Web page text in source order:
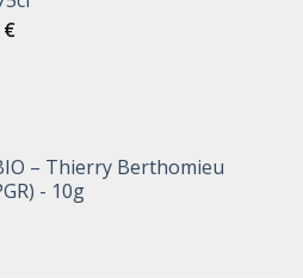
€
– Thierry Berthomieu
- 10g